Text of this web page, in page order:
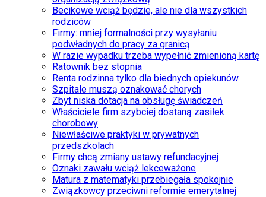
Becikowe wciąż będzie, ale nie dla wszystkich
rodziców
Firmy: mniej formalności przy wysyłaniu
podwładnych do pracy za granicą
W razie wypadku trzeba wypełnić zmienioną kartę
Ratownik bez stopnia
Renta rodzinna tylko dla biednych opiekunów
Szpitale muszą oznakować chorych
Zbyt niska dotacja na obsługę świadczeń
Właściciele firm szybciej dostaną zasiłek
chorobowy
Niewłaściwe praktyki w prywatnych
przedszkolach
Firmy chcą zmiany ustawy refundacyjnej
Oznaki zawału wciąż lekceważone
Matura z matematyki przebiegała spokojnie
Związkowcy przeciwni reformie emerytalnej